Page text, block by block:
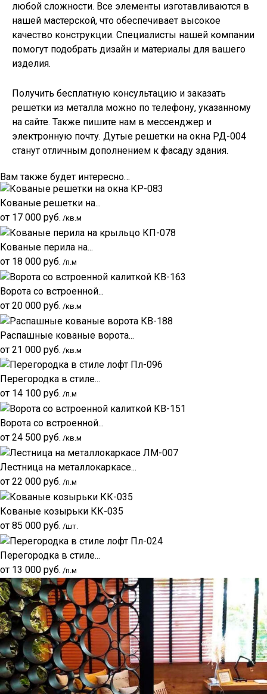
любой сложности. Все элементы изготавливаются в
нашей мастерской, что обеспечивает высокое
качество конструкции. Специалисты нашей компании
помогут подобрать дизайн и материалы для вашего
изделия.
Получить бесплатную консультацию и заказать
решетки из металла можно по телефону, указанному
на сайте. Также пишите нам в мессенджер и
электронную почту. Дутые решетки на окна РД-004
станут отличным дополнением к фасаду здания.
Вам также будет интересно…
Кованые решетки на...
от 17 000 руб. /кв.м
Кованые перила на...
от 18 000 руб. /п.м
Ворота со встроенной...
от 20 000 руб. /кв.м
Распашные кованые ворота...
от 21 000 руб. /кв.м
Перегородка в стиле...
от 14 100 руб. /п.м
Ворота со встроенной...
от 24 500 руб. /кв.м
Лестница на металлокаркасе...
от 22 000 руб. /п.м
Кованые козырьки КК-035
от 85 000 руб. /шт.
Перегородка в стиле...
от 13 000 руб. /п.м